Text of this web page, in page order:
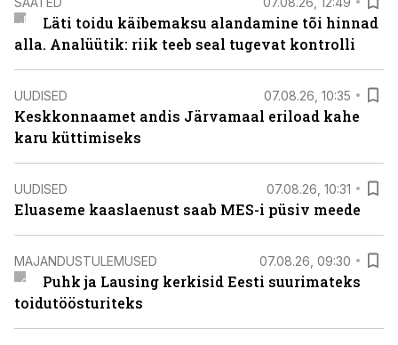
Läti toidu käibemaksu alandamine tõi hinnad
alla. Analüütik: riik teeb seal tugevat kontrolli
UUDISED 07.08.26, 10:35
Keskkonnaamet andis Järvamaal eriload kahe
karu küttimiseks
UUDISED 07.08.26, 10:31
Eluaseme kaaslaenust saab MES-i püsiv meede
MAJANDUSTULEMUSED 07.08.26, 09:30
Puhk ja Lausing kerkisid Eesti suurimateks
toidutöösturiteks